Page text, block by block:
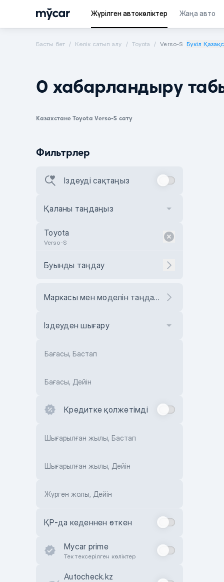
Жүрілген автокөліктер Жаңа авто
Басты бет Көлік сатып алу Toyota Verso-S Бүкіл
0 хабарландыру
Казахстане Toyota Verso-S сату
Фильтрлер
Іздеуді сақтаңыз
Қаланы таңдаңыз
Toyota
Verso-S
Буынды таңдау
Маркасы мен моделін таңдаңыз
Іздеуден шығару
Бағасы, Бастап
Бағасы, Дейін
Кредитке қолжетімді
Шығарылған жылы, Бастап
Шығарылған жылы, Дейін
Жүрген жолы, Дейін
ҚР-да кеденнен өткен
Mycar prime
Тек тексерілген көліктер
Autocheck.kz